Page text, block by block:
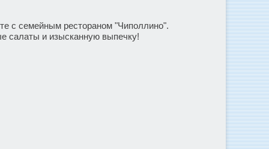
с семейным рестораном "Чиполлино".
салаты и изысканную выпечку!